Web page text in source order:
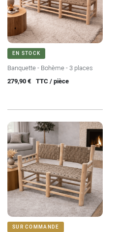
EN STOCK
Banquette - Bohème - 3 places
Prix
279,90 € TTC / pièce
SUR COMMANDE